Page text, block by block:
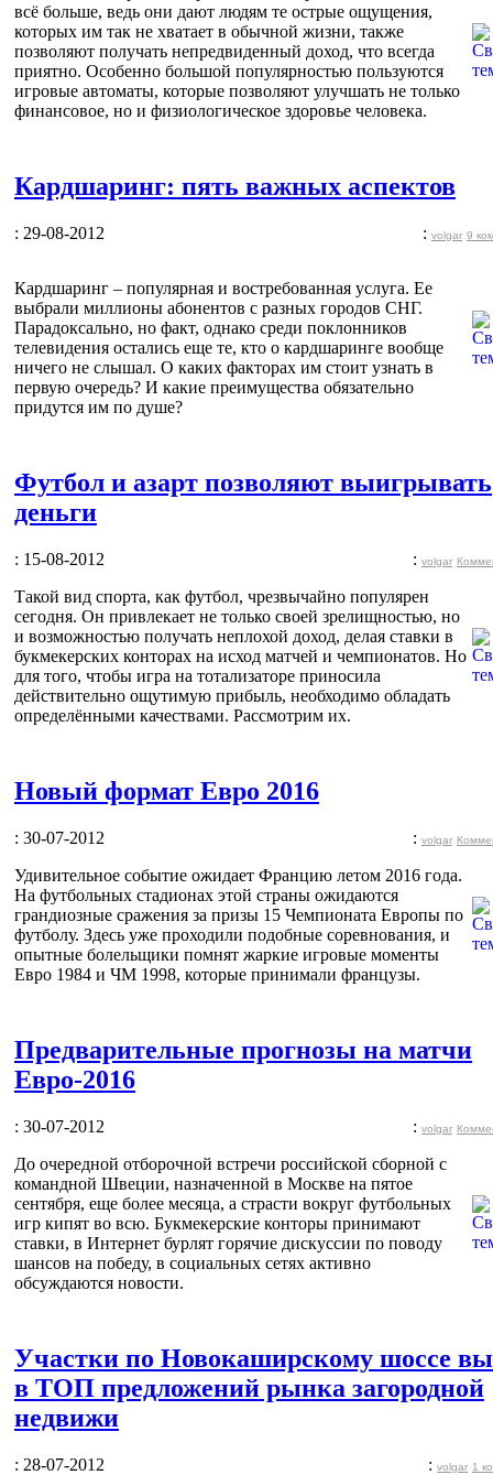
всё больше, ведь они дают людям те острые ощущения,
которых им так не хватает в обычной жизни, также
позволяют получать непредвиденный доход, что всегда
приятно. Особенно большой популярностью пользуются
игровые автоматы, которые позволяют улучшать не только
финансовое, но и физиологическое здоровье человека.
Кардшаринг: пять важных аспектов
: 29-08-2012 : volgar 9
Кардшаринг – популярная и востребованная услуга. Ее
выбрали миллионы абонентов с разных городов СНГ.
Парадоксально, но факт, однако среди поклонников
телевидения остались еще те, кто о кардшаринге вообще
ничего не слышал. О каких факторах им стоит узнать в
первую очередь? И какие преимущества обязательно
придутся им по душе?
Футбол и азарт позволяют выигрывать
деньги
: 15-08-2012 : volgar
Такой вид спорта, как футбол, чрезвычайно популярен
сегодня. Он привлекает не только своей зрелищностью, но
и возможностью получать неплохой доход, делая ставки в
букмекерских конторах на исход матчей и чемпионатов. Но
для того, чтобы игра на тотализаторе приносила
действительно ощутимую прибыль, необходимо обладать
определёнными качествами. Рассмотрим их.
Новый формат Евро 2016
: 30-07-2012 : volgar
Удивительное событие ожидает Францию летом 2016 года.
На футбольных стадионах этой страны ожидаются
грандиозные сражения за призы 15 Чемпионата Европы по
футболу. Здесь уже проходили подобные соревнования, и
опытные болельщики помнят жаркие игровые моменты
Евро 1984 и ЧМ 1998, которые принимали французы.
Предварительные прогнозы на матчи
Евро-2016
: 30-07-2012 : volgar
До очередной отборочной встречи российской сборной с
командной Швеции, назначенной в Москве на пятое
сентября, еще более месяца, а страсти вокруг футбольных
игр кипят во всю. Букмекерские конторы принимают
ставки, в Интернет бурлят горячие дискуссии по поводу
шансов на победу, в социальных сетях активно
обсуждаются новости.
Участки по Новокаширскому шоссе
в ТОП предложений рынка загородной
недвижи
: 28-07-2012 : volgar 1